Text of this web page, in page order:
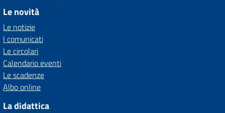
Le novità
Le notizie
I comunicati
Le circolari
Calendario eventi
Le scadenze
Albo online
La didattica